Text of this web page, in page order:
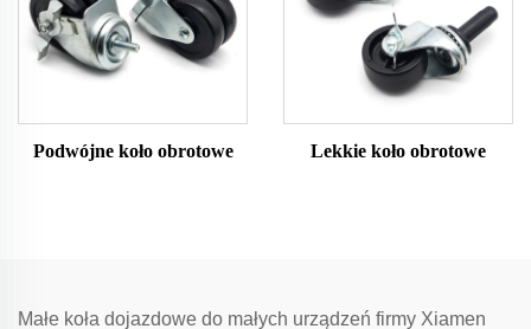
Podwójne koło obrotowe Lekkie koło obrotowe
Małe koła dojazdowe do małych urządzeń firmy Xiamen